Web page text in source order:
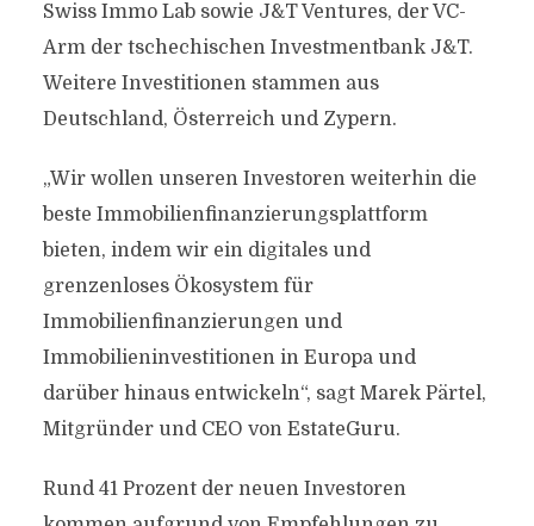
Swiss Immo Lab sowie J&T Ventures, der VC-
Arm der tschechischen Investmentbank J&T.
Weitere Investitionen stammen aus
Deutschland, Österreich und Zypern.
„Wir wollen unseren Investoren weiterhin die
beste Immobilienfinanzierungsplattform
bieten, indem wir ein digitales und
grenzenloses Ökosystem für
Immobilienfinanzierungen und
Immobilieninvestitionen in Europa und
darüber hinaus entwickeln“, sagt Marek Pärtel,
Mitgründer und CEO von EstateGuru.
Rund 41 Prozent der neuen Investoren